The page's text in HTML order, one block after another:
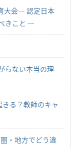
大会― 認定日本
きこと ―
らない本当の理
きる？教師のキャ
・地方でどう違